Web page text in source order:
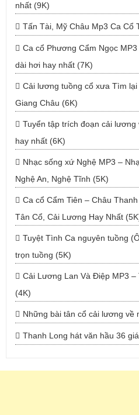
nhất (9K)
Tấn Tài, Mỹ Châu Mp3 Ca Cổ
Ca cổ Phương Cẩm Ngọc
dài hơi hay nhất (7K)
Cải lương tuồng cổ xưa Tìm lại
Giang Châu (6K)
Tuyển tập trích đoạn cải
hay nhất (6K)
Nhạc sống xứ Nghệ MP3 –
Nghệ An, Nghệ Tĩnh (5K)
Ca cổ Cẩm Tiên – Châu
Tân Cổ, Cải Lương Hay Nhất
Tuyệt Tình Ca nguyên tuồng
trọn tuồng (5K)
Cải Lương Lan Và Điệp MP3 –
(4K)
Những bài tân cổ cải lương về
Thanh Long hát văn hầu 36